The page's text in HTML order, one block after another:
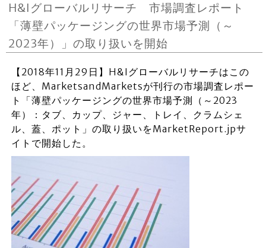
H&Iグローバルリサーチ 市場調査レポート
「薄壁パッケージングの世界市場予測（～
2023年）」の取り扱いを開始
【2018年11月29日】H&Iグローバルリサーチはこの
ほど、MarketsandMarketsが刊行の市場調査レポー
ト「薄壁パッケージングの世界市場予測（～2023
年）：タブ、カップ、ジャー、トレイ、クラムシェ
ル、蓋、ポット」の取り扱いをMarketReport.jpサ
イトで開始した。